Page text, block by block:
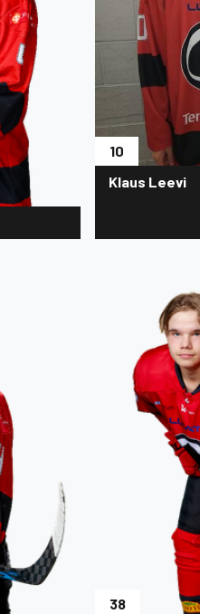
10
Klaus Leevi
38